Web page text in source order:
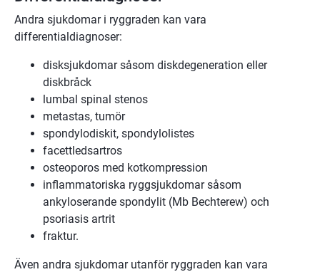
Andra sjukdomar i ryggraden kan vara
differentialdiagnoser:
disksjukdomar såsom diskdegeneration eller
diskbråck
lumbal spinal stenos
metastas, tumör
spondylodiskit, spondylolistes
facettledsartros
osteoporos med kotkompression
inflammatoriska ryggsjukdomar såsom
ankyloserande spondylit (Mb Bechterew) och
psoriasis artrit
fraktur.
Även andra sjukdomar utanför ryggraden kan vara